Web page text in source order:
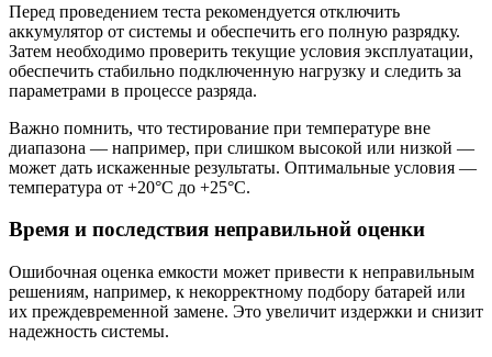
Перед проведением теста рекомендуется отключить
аккумулятор от системы и обеспечить его полную разрядку.
Затем необходимо проверить текущие условия эксплуатации,
обеспечить стабильно подключенную нагрузку и следить за
параметрами в процессе разряда.
Важно помнить, что тестирование при температуре вне
диапазона — например, при слишком высокой или низкой —
может дать искаженные результаты. Оптимальные условия —
температура от +20°C до +25°C.
Время и последствия неправильной оценки
Ошибочная оценка емкости может привести к неправильным
решениям, например, к некорректному подбору батарей или
их преждевременной замене. Это увеличит издержки и снизит
надежность системы.